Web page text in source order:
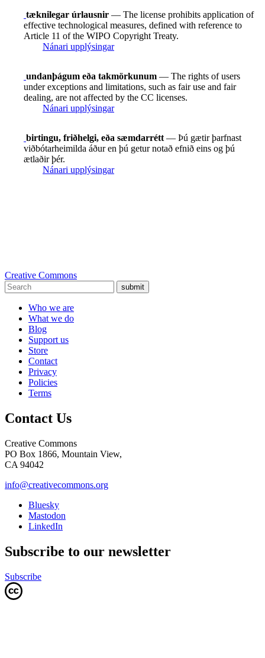
tæknilegar úrlausnir — The license prohibits application of
effective technological measures, defined with reference to
Article 11 of the WIPO Copyright Treaty.
Nánari upplýsingar
undanþágum eða takmörkunum — The rights of users
under exceptions and limitations, such as fair use and fair
dealing, are not affected by the CC licenses.
Nánari upplýsingar
birtingu, friðhelgi, eða sæmdarrétt — Þú gætir þarfnast
viðbótarheimilda áður en þú getur notað efnið eins og þú
ætlaðir þér.
Nánari upplýsingar
Creative Commons
submit
Who we are
What we do
Blog
Support us
Store
Contact
Privacy
Policies
Terms
Contact Us
Creative Commons
PO Box 1866, Mountain View,
CA 94042
info@creativecommons.org
Bluesky
Mastodon
LinkedIn
Subscribe to our newsletter
Subscribe